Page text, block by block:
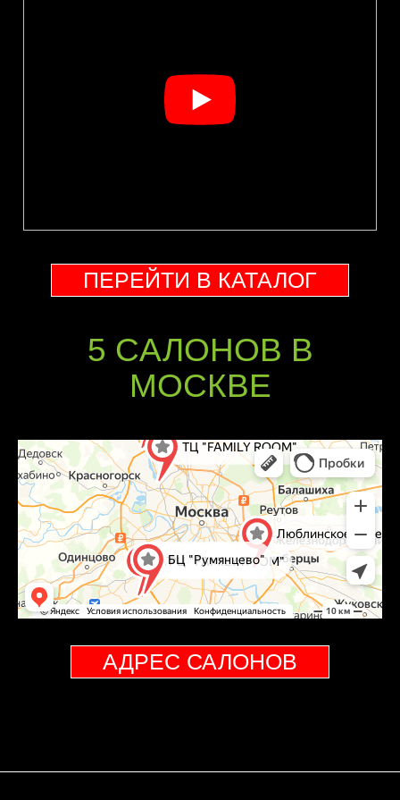
ПЕРЕЙТИ В КАТАЛОГ
5 CАЛОНОВ В
МОСКВЕ
АДРЕС САЛОНОВ